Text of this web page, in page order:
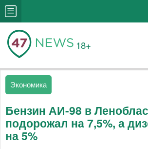
18+
Экономика
Бензин АИ-98 в
подорожал на 7,5%, а
на 5%